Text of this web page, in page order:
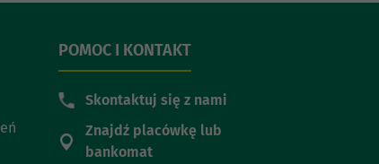
POMOC I KONTAKT
Skontaktuj się z nami
Znajdź placówkę lub
bankomat